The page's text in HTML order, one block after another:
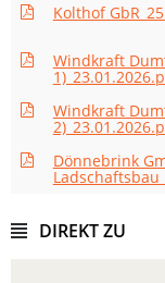
Kolthof
Windkraft
Windkraft
Dönnebrink
DIREKT ZU